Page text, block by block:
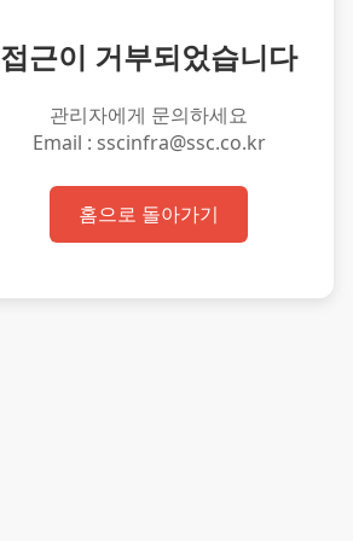
접근이 거부되었습니다
관리자에게 문의하세요
Email : sscinfra@ssc.co.kr
홈으로 돌아가기